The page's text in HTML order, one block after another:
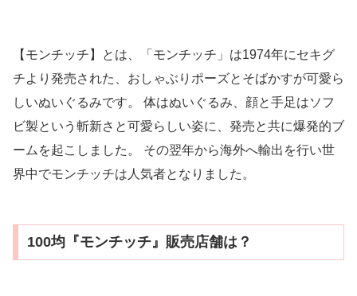
【モンチッチ】とは、「モンチッチ」は1974年にセキグ
チより発売された、おしゃぶりポーズとそばかすが可愛ら
しいぬいぐるみです。 体はぬいぐるみ、顔と手足はソフ
ビ製という斬新さと可愛らしい姿に、発売と共に爆発的ブ
ームを起こしました。 その翌年から海外へ輸出を行い世
界中でモンチッチは人気者となりました。
100均『モンチッチ』販売店舗は？